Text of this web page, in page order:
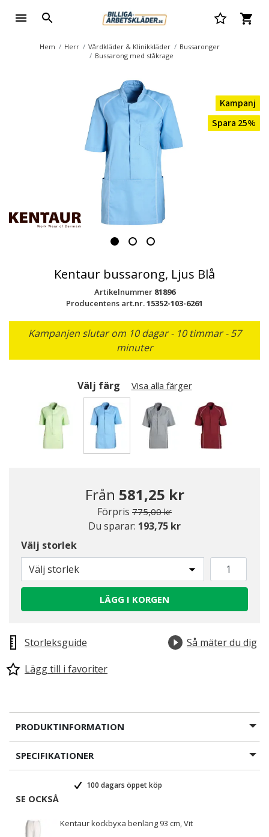
Hem Herr Vårdkläder & Klinikkläder
Bussaronger
Bussarong med ståkrage
Kampanj
Spara 25%
Kentaur bussarong, Ljus Blå
Artikelnummer 81896
Producentens art.nr.15352-103-6261
Kampanjen slutar om 10 dagar - 10 timmar - 57
minuter
Välj färg Visa alla färger
Från 581,25 kr
Förpris Pris nedsatt från
775,00 krtill
Du sparar: 193,75 kr
Välj storlek
Välj storlek
LÄGG I KORGEN
Storleksguide
Så mäter du dig
Lägg till i favoriter
PRODUKTINFORMATION
SPECIFIKATIONER
100 dagars öppet köp
SE OCKSÅ
Kentaur kockbyxa benläng 93 cm, Vit